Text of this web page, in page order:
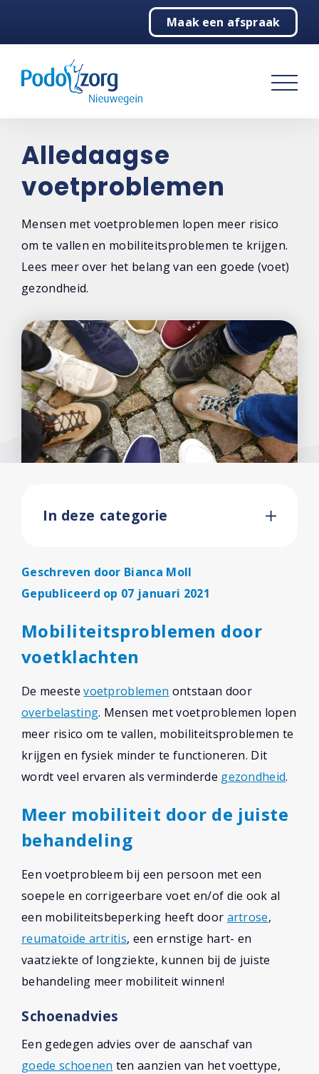
Maak een afspraak
Podotherapie
Klachtenwijzer
Praktijk
Contact
Alledaagse
voetproblemen
Mensen met voetproblemen lopen meer risico
om te vallen en mobiliteitsproblemen te krijgen.
Lees meer over het belang van een goede (voet)
gezondheid.
In deze categorie
Geschreven door Bianca Moll
Gepubliceerd op 07 januari 2021
Mobiliteitsproblemen door
voetklachten
De meestevoetproblemen ontstaan door
overbelasting. Mensen met voetproblemen lopen
meer risico om te vallen, mobiliteitsproblemen te
krijgen en fysiek minder te functioneren. Dit
wordt veel ervaren als verminderde gezondheid.
Meer mobiliteit door de juiste
behandeling
Een voetprobleem bij een persoon met een
soepele en corrigeerbare voet en/of die ook al
een mobiliteitsbeperking heeft door artrose,
reumatoïde artritis, een ernstige hart- en
vaatziekte of longziekte, kunnen bij de juiste
behandeling meer mobiliteit winnen!
Schoenadvies
Een gedegen advies over de aanschaf van
goede schoenen ten aanzien van het voettype,